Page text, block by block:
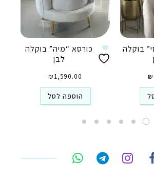
בוקלה
₪
כורסא “מיה” בוקלה
לבן
₪1,590.00
הוספה לסל